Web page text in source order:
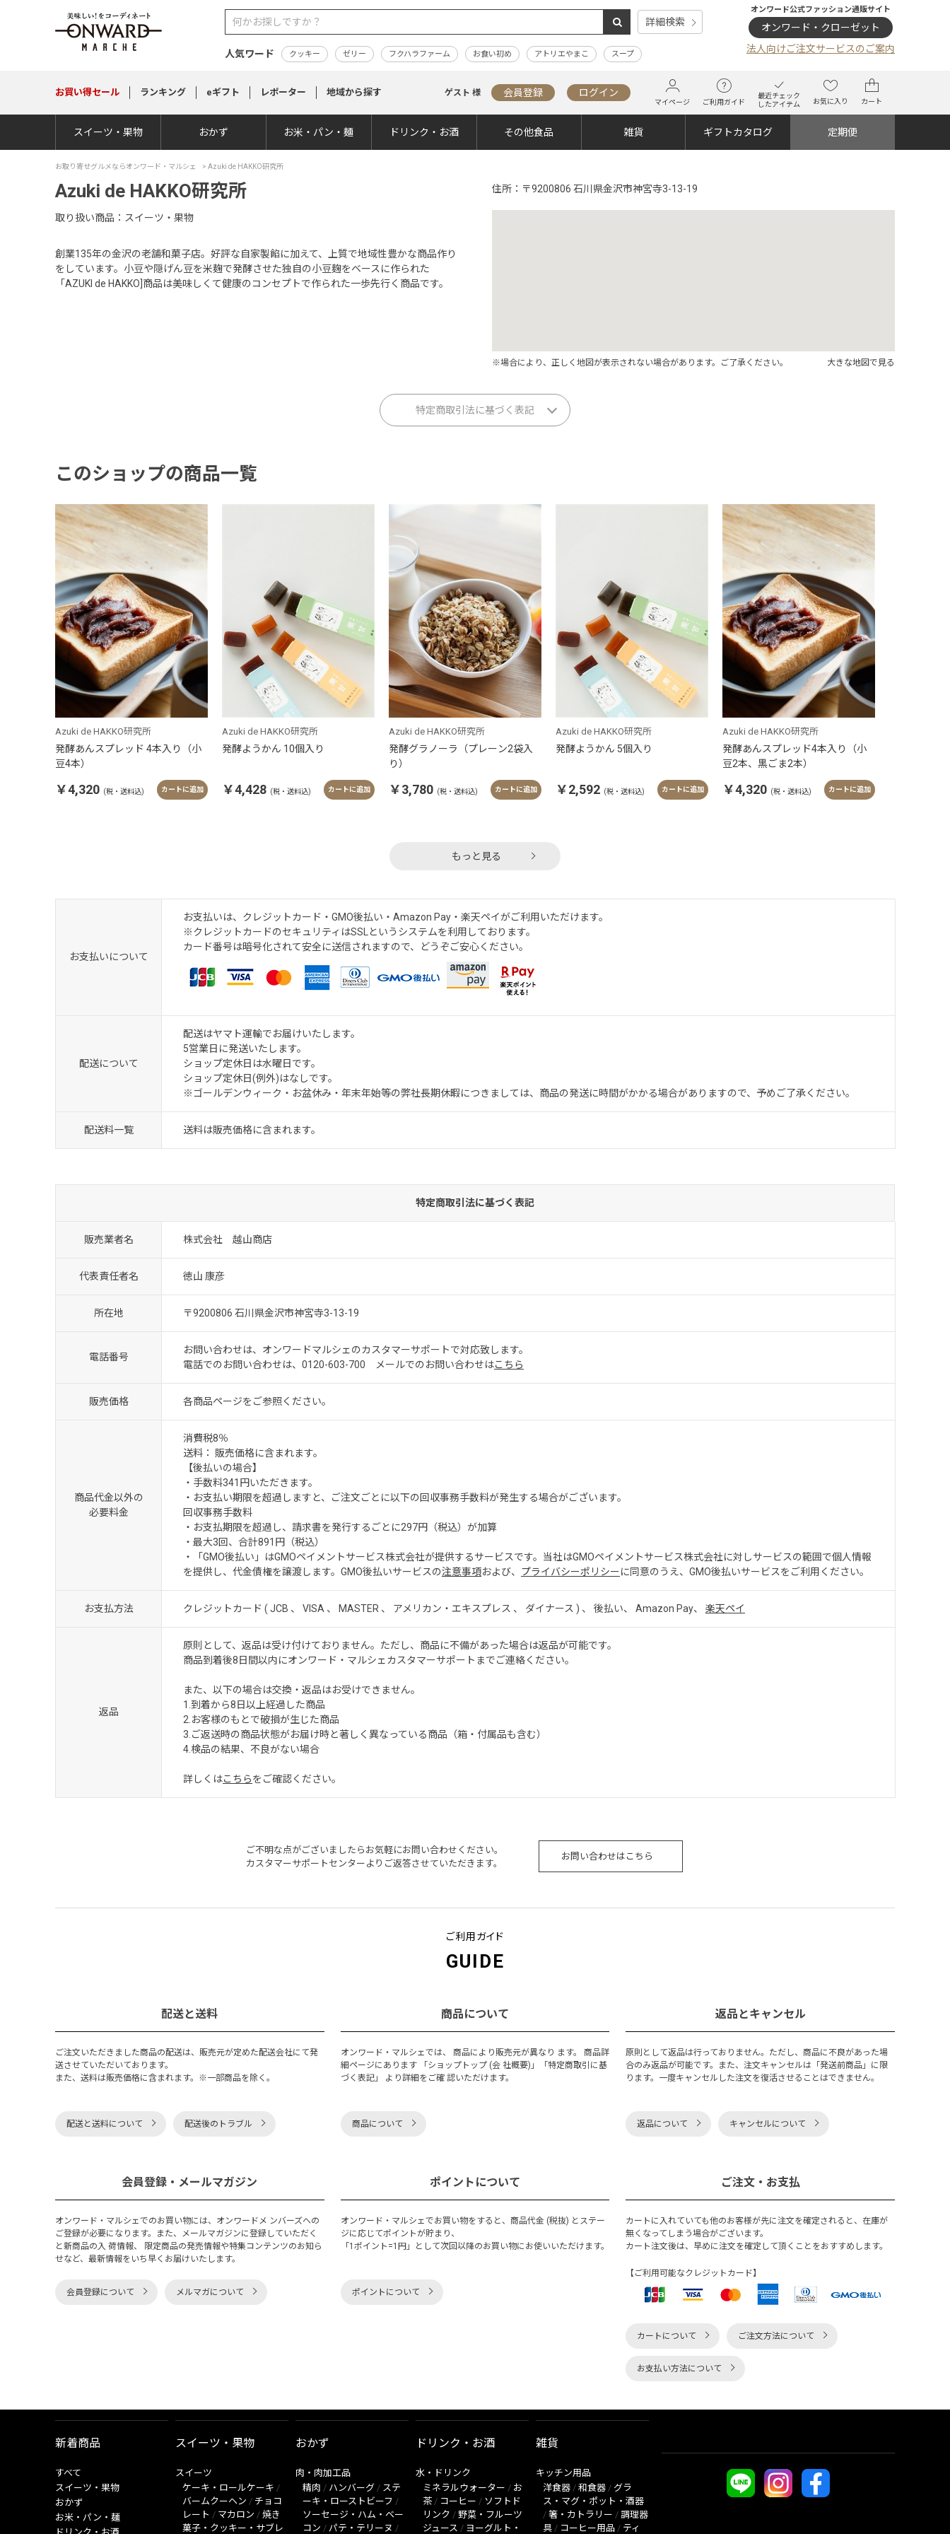
詳細検索
人気ワード クッキー ゼリー フクハラファーム お食い初め アトリエやまこ スープ
オンワード公式ファッション通販サイト
オンワード・クローゼット
法人向けご注文サービスのご案内
お買い得セール ランキング eギフト レポーター 地域から探す ゲスト 様 会員登録 ログイン
マイページ ご利用ガイド
最近チェック
したアイテム
お気に入り カート
スイーツ・果物 おかず お米・パン・麺 ドリンク・お酒 その他食品 雑貨 ギフトカタログ 定期便
お取り寄せグルメならオンワード・マルシェ > Azuki de HAKKO研究所
Azuki de HAKKO研究所
取り扱い商品 スイーツ・果物
創業135年の金沢の老舗和菓子店。好評な自家製餡に加えて、上質で地域性豊かな商品作り
をしています。小豆や隠げん豆を米麹で発酵させた独自の小豆麹をベースに作られた
「AZUKI de HAKKO]商品は美味しくて健康のコンセプトで作られた一歩先行く商品です。
住所 〒9200806 石川県金沢市神宮寺3-13-19
※場合により、正しく地図が表示されない場合があります。ご了承ください。 大きな地図で見る
特定商取引法に基づく表記
このショップの商品一覧
Azuki de HAKKO研究所
発酵あんスプレッド 4本入り（小
豆4本）
￥4,320 (税・送料込) カートに追加
Azuki de HAKKO研究所
発酵ようかん 10個入り
￥4,428 (税・送料込) カートに追加
Azuki de HAKKO研究所
発酵グラノーラ（プレーン2袋入
り）
￥3,780 (税・送料込) カートに追加
Azuki de HAKKO研究所
発酵ようかん 5個入り
￥2,592 (税・送料込) カートに追加
Azuki de HAKKO研究所
発酵あんスプレッド4本入り（小
豆2本、黒ごま2本）
￥4,320 (税・送料込) カートに追加
もっと見る
お支払いについて
お支払いは、クレジットカード・GMO後払い・Amazon Pay・楽天ペイがご利用いただけます。
※クレジットカードのセキュリティはSSLというシステムを利用しております。
カード番号は暗号化されて安全に送信されますので、どうぞご安心ください。
配送について
配送はヤマト運輸でお届けいたします。
5営業日に発送いたします。
ショップ定休日は水曜日です。
ショップ定休日(例外)はなしです。
※ゴールデンウィーク・お盆休み・年末年始等の弊社長期休暇につきましては、商品の発送に時間がかかる場合がありますので、予めご了承ください。
配送料一覧 送料は販売価格に含まれます。
特定商取引法に基づく表記
販売業者名 株式会社 越山商店
代表責任者名 徳山 康彦
所在地 〒9200806 石川県金沢市神宮寺3-13-19
電話番号
お問い合わせは、オンワードマルシェのカスタマーサポートで対応致します。
電話でのお問い合わせは、0120-603-700 メールでのお問い合わせはこちら
販売価格 各商品ページをご参照ください。
商品代金以外の
必要料金
消費税8％
送料： 販売価格に含まれます。
【後払いの場合】
・手数料341円いただきます。
・お支払い期限を超過しますと、ご注文ごとに以下の回収事務手数料が発生する場合がございます。
回収事務手数料
・お支払期限を超過し、請求書を発行するごとに297円（税込）が加算
・最大3回、合計891円（税込）
・「GMO後払い」はGMOペイメントサービス株式会社が提供するサービスです。当社はGMOペイメントサービス株式会社に対しサービスの範囲で個人情報
を提供し、代金債権を譲渡します。GMO後払いサービスの注意事項および、 プライバシーポリシーに同意のうえ、GMO後払いサービスをご利用ください。
お支払方法 クレジットカード ( JCB 、 VISA 、 MASTER 、 アメリカン・エキスプレス 、 ダイナース ) 、 後払い、 Amazon Pay、 楽天ペイ
返品
原則として、返品は受け付けておりません。ただし、商品に不備があった場合は返品が可能です。
商品到着後8日間以内にオンワード・マルシェカスタマーサポートまでご連絡ください。
また、以下の場合は交換・返品はお受けできません。
1.到着から8日以上経過した商品
2.お客様のもとで破損が生じた商品
3.ご返送時の商品状態がお届け時と著しく異なっている商品（箱・付属品も含む）
4.検品の結果、不良がない場合
詳しくはこちらをご確認ください。
ご不明な点がございましたらお気軽にお問い合わせください。
カスタマーサポートセンターよりご返答させていただきます。
お問い合わせはこちら
ご利用ガイド
GUIDE
配送と送料
ご注文いただきました商品の配送は、販売元が定めた配送会社にて発
送させていただいております。
また、送料は販売価格に含まれます。※一部商品を除く。
配送と送料について 配送後のトラブル
商品について
オンワード・マルシェでは、 商品により販売元が異なり ます。 商品詳
細ページにあります 「ショップトップ (会 社概要)」「特定商取引に基
づく表記」 より詳細をご確 認いただけます。
商品について
返品とキャンセル
原則として返品は行っておりません。ただし、商品に不良があった場
合のみ返品が可能です。また、注文キャンセルは「発送前商品」に限
ります。一度キャンセルした注文を復活させることはできません。
返品について キャンセルについて
会員登録・メールマガジン
オンワード・マルシェでのお買い物には、オンワードメ ンバーズへの
ご登録が必要になります。また、メールマガジンに登録していただく
と新商品の入 荷情報、 限定商品の発売情報や特集コンテンツのお知ら
せなど、最新情報をいち早くお届けいたします。
会員登録について メルマガについて
ポイントについて
オンワード・マルシェでお買い物をすると、商品代金 (税抜) とステー
ジに応じてポイントが貯まり、
「1ポイント=1円」として次回以降のお買い物にお使いいただけます。
ポイントについて
ご注文・お支払
カートに入れていても他のお客様が先に注文を確定されると、在庫が
無くなってしまう場合がございます。
カート注文後は、早めに注文を確定して頂くことをおすすめします。
【ご利用可能なクレジットカード】
カートについて ご注文方法について
お支払い方法について
新着商品
すべて
スイーツ・果物
おかず
お米・パン・麺
スイーツ・果物
スイーツ
ケーキ・ロールケーキ /
バームクーヘン / チョコ
レート / マカロン / 焼き
菓子・クッキー・サブレ
おかず
肉・肉加工品
精肉 / ハンバーグ / ステ
ーキ・ローストビーフ /
ソーセージ・ハム・ベー
コン / パテ・テリーヌ /
ドリンク・お酒
水・ドリンク
ミネラルウォーター / お
茶 / コーヒー / ソフトド
リンク / 野菜・フルーツ
ジュース / ヨーグルト・
雑貨
キッチン用品
洋食器 / 和食器 / グラ
ス・マグ・ポット・酒器
/ 箸・カトラリー / 調理器
具 / コーヒー用品 / ティ